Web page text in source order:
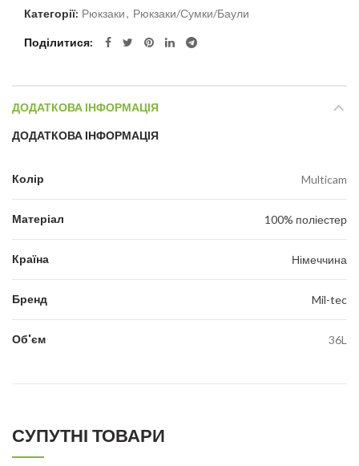
Категорії: Рюкзаки, Рюкзаки/Сумки/Баули
Поділитися
ДОДАТКОВА ІНФОРМАЦІЯ
ДОДАТКОВА ІНФОРМАЦІЯ
Колір Multicam
Матеріал 100% поліестер
Країна Німеччина
Бренд Mil-tec
Об'єм 36L
СУПУТНІ ТОВАРИ